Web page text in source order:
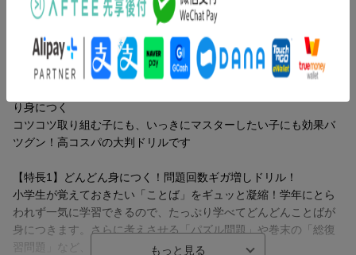
内容紹介（JPROより）
使えることばが増えると、読解力・表現力はぐんぐん伸びる！
り身につく
コツコツ取り組む子にも、いっきにマスターしたい子にも効果バ
ツグン！高コスパの大判ドリルです
【特長1】どんどん身につく！問題回数ギガ増しドリル！
小学生が覚えておきたい「ことば」をギュッと凝縮！学年にとら
われず一気に学習できるので、たっぷり学べてどんどんことばが
身につきます。さらに考えさせる「パズル問題」や巻末の「総復
習問題」など、一歩先までチャレンジできます！